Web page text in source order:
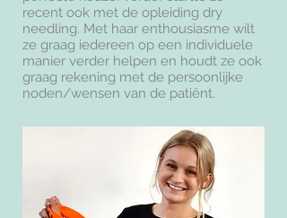
recent ook met de opleiding dry
needling. Met haar enthousiasme wilt
ze graag iedereen op een individuele
manier verder helpen en houdt ze ook
graag rekening met de persoonlijke
noden/wensen van de patiënt.